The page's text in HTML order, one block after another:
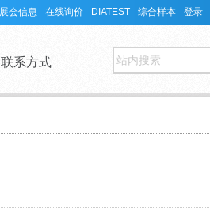
展会信息 在线询价 DIATEST 综合样本 登录
联系方式 站内搜索